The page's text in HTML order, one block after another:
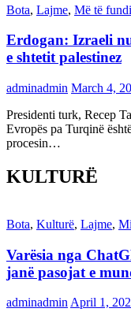
Bota, Lajme, Më të
Erdogan: Izraeli
e shtetit palestinez
adminadmin March 4,
Presidenti turk, Recep
Evropës pa Turqinë
procesin…
KULTURË
Bota, Kulturë, Lajme,
Varësia nga
janë pasojat e
adminadmin April 1,